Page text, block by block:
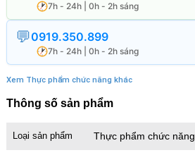
7h - 24h | 0h - 2h sáng
0919.350.899
7h - 24h | 0h - 2h sáng
Xem Thực phẩm chức năng khác
Thông số sản phẩm
Loại sản phẩm Thực phẩm chức năng